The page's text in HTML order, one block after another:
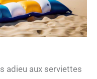
adieu aux serviettes